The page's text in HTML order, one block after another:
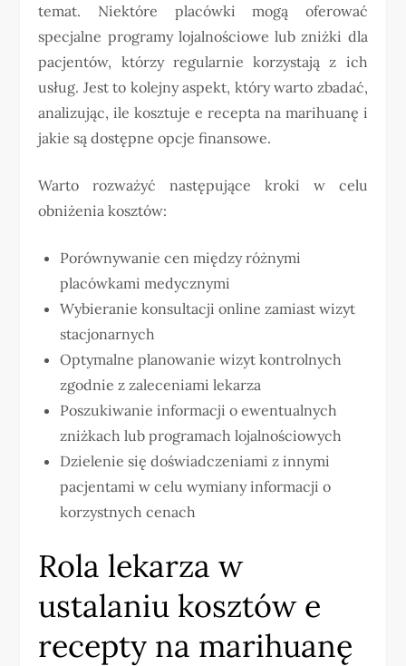
temat. Niektóre placówki mogą oferować
specjalne programy lojalnościowe lub zniżki dla
pacjentów, którzy regularnie korzystają z ich
usług. Jest to kolejny aspekt, który warto zbadać,
analizując, ile kosztuje e recepta na marihuanę i
jakie są dostępne opcje finansowe.
Warto rozważyć następujące kroki w celu
obniżenia kosztów:
Porównywanie cen między różnymi
placówkami medycznymi
Wybieranie konsultacji online zamiast wizyt
stacjonarnych
Optymalne planowanie wizyt kontrolnych
zgodnie z zaleceniami lekarza
Poszukiwanie informacji o ewentualnych
zniżkach lub programach lojalnościowych
Dzielenie się doświadczeniami z innymi
pacjentami w celu wymiany informacji o
korzystnych cenach
Rola lekarza w
ustalaniu kosztów e
recepty na marihuanę